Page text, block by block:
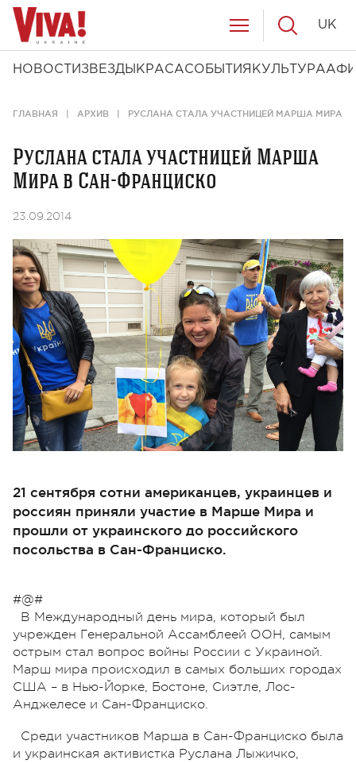
НОВОСТИ ЗВЕЗДЫ КРАСАСОБЫТИЯ КУЛЬТУРА
UK
ГЛАВНАЯ АРХИВ РУСЛАНА СТАЛА УЧАСТНИЦЕЙ МАРША МИРА В
Руслана стала участницей Марша
Мира в Сан-Франциско
23.09.2014
21 сентября сотни американцев, украинцев и
россиян приняли участие в Марше Мира и
прошли от украинского до российского
посольства в Сан-Франциско.
#@#
В Международный день мира, который был
учрежден Генеральной Ассамблеей ООН, самым
острым стал вопрос войны России с Украиной.
Марш мира происходил в самых больших городах
США – в Нью-Йорке, Бостоне, Сиэтле, Лос-
Анджелесе и Сан-Франциско.
Среди участников Марша в Сан-Франциско была
и украинская активистка Руслана Лыжичко,